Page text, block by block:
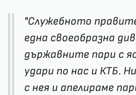
"Служебното
една своеобразна
държавните пари с
удари по нас и КТБ.
с нея и апелираме